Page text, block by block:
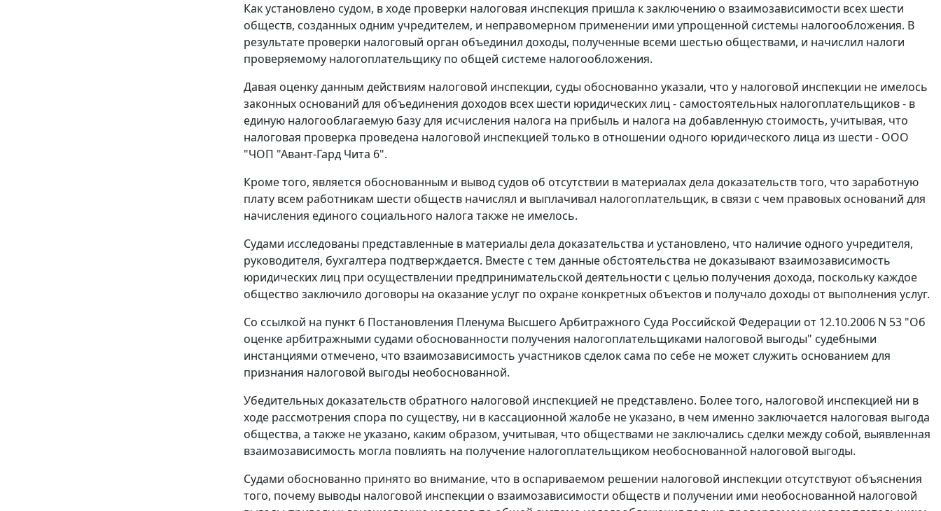
Как установлено судом, в ходе проверки налоговая инспекция пришла к заключению о взаимозависимости всех шести
обществ, созданных одним учредителем, и неправомерном применении ими упрощенной системы налогообложения. В
результате проверки налоговый орган объединил доходы, полученные всеми шестью обществами, и начислил налоги
проверяемому налогоплательщику по общей системе налогообложения.
Давая оценку данным действиям налоговой инспекции, суды обоснованно указали, что у налоговой инспекции не имелось
законных оснований для объединения доходов всех шести юридических лиц - самостоятельных налогоплательщиков - в
единую налогооблагаемую базу для исчисления налога на прибыль и налога на добавленную стоимость, учитывая, что
налоговая проверка проведена налоговой инспекцией только в отношении одного юридического лица из шести - ООО
"ЧОП "Авант-Гард Чита 6".
Кроме того, является обоснованным и вывод судов об отсутствии в материалах дела доказательств того, что заработную
плату всем работникам шести обществ начислял и выплачивал налогоплательщик, в связи с чем правовых оснований для
начисления единого социального налога также не имелось.
Судами исследованы представленные в материалы дела доказательства и установлено, что наличие одного учредителя,
руководителя, бухгалтера подтверждается. Вместе с тем данные обстоятельства не доказывают взаимозависимость
юридических лиц при осуществлении предпринимательской деятельности с целью получения дохода, поскольку каждое
общество заключило договоры на оказание услуг по охране конкретных объектов и получало доходы от выполнения услуг.
Со ссылкой на пункт 6 Постановления Пленума Высшего Арбитражного Суда Российской Федерации от 12.10.2006 N 53 "Об
оценке арбитражными судами обоснованности получения налогоплательщиками налоговой выгоды" судебными
инстанциями отмечено, что взаимозависимость участников сделок сама по себе не может служить основанием для
признания налоговой выгоды необоснованной.
Убедительных доказательств обратного налоговой инспекцией не представлено. Более того, налоговой инспекцией ни в
ходе рассмотрения спора по существу, ни в кассационной жалобе не указано, в чем именно заключается налоговая выгода
общества, а также не указано, каким образом, учитывая, что обществами не заключались сделки между собой, выявленная
взаимозависимость могла повлиять на получение налогоплательщиком необоснованной налоговой выгоды.
Судами обоснованно принято во внимание, что в оспариваемом решении налоговой инспекции отсутствуют объяснения
того, почему выводы налоговой инспекции о взаимозависимости обществ и получении ими необоснованной налоговой